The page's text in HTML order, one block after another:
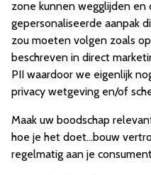
zone kunnen wegglijden en
gepersonaliseerde aanpak
zou moeten volgen zoals
beschreven in direct
PII waardoor we eigenlijk
privacy wetgeving en/of
Maak uw boodschap
hoe je het doet...bouw
regelmatig aan je